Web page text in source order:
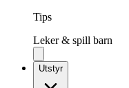
Tips
Leker & spill barn
Utstyr